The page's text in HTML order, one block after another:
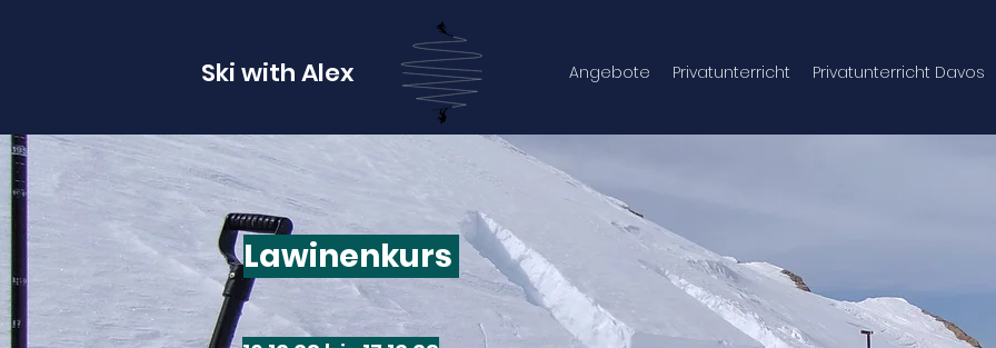
Ski with Alex Angebote Privatunterricht Privatunterricht Davos
Lawinenkurs